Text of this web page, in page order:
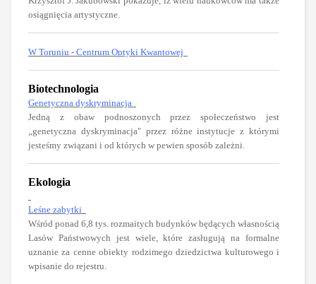
osiągnięcia artystyczne.
W Toruniu - Centrum Optyki Kwantowej
Biotechnologia
Genetyczna dyskryminacja
Jedną z obaw podnoszonych przez społeczeństwo jest
„genetyczna dyskryminacja" przez różne instytucje z którymi
jesteśmy związani i od których w pewien sposób zależni.
Ekologia
Leśne zabytki
Wśród ponad 6,8 tys. rozmaitych budynków będących własnością
Lasów Państwowych jest wiele, które zasługują na formalne
uznanie za cenne obiekty rodzimego dziedzictwa kulturowego i
wpisanie do rejestru.